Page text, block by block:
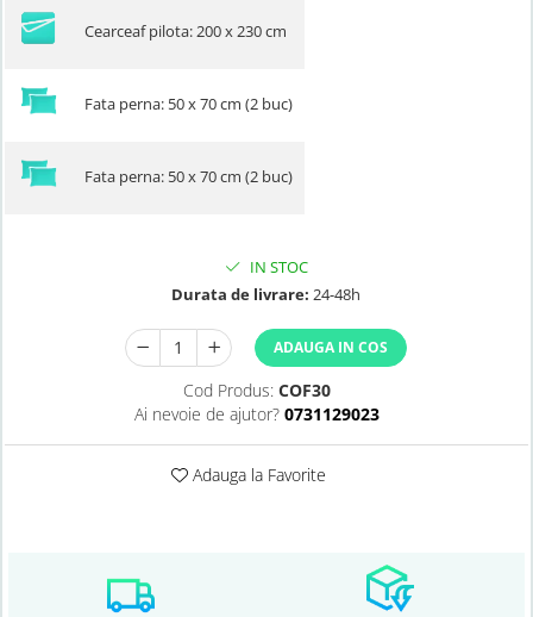
Cearceaf pilota: 200 x 230 cm
Fata perna: 50 x 70 cm (2 buc)
Fata perna: 50 x 70 cm (2 buc)
IN STOC
Durata de livrare: 24-48h
ADAUGA IN COS
Cod Produs: COF30
Ai nevoie de ajutor? 0731129023
Adauga la Favorite